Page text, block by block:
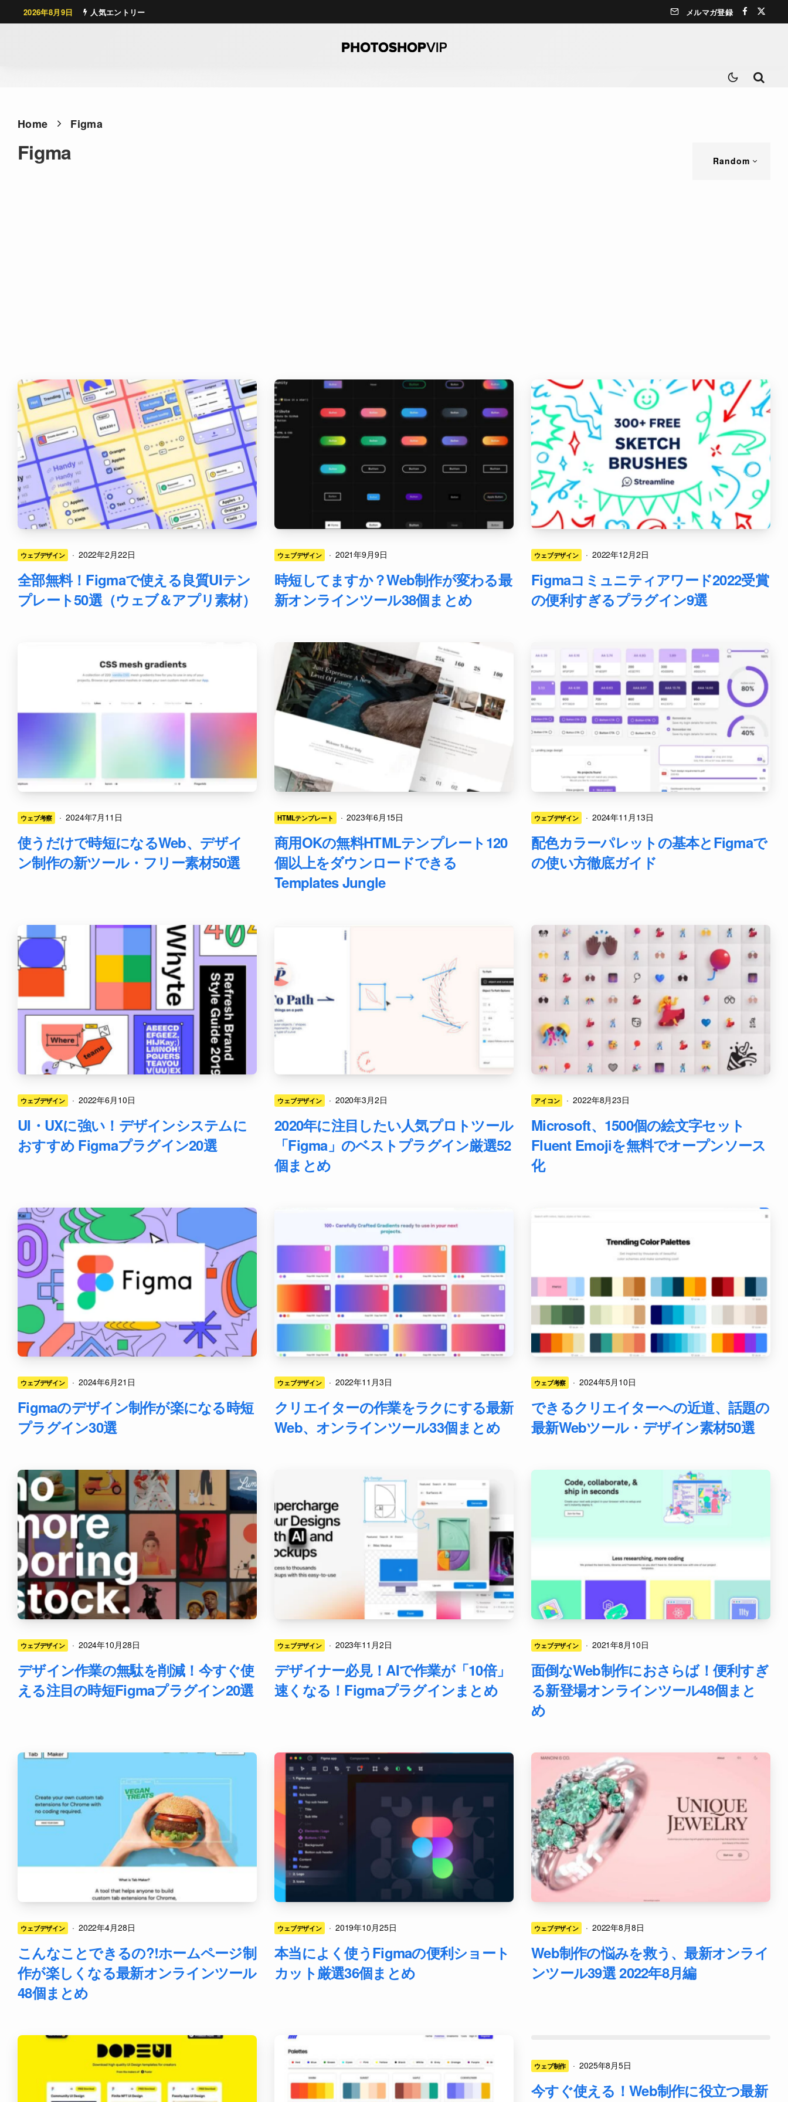
2026年8月9日 人気エントリー メルマガ登録
Home Figma
Random
Figma
ウェブデザイン · 2022年2月22日
全部無料！Figmaで使える良質UIテン
プレート50選（ウェブ＆アプリ素材）
ウェブデザイン · 2021年9月9日
時短してますか？Web制作が変わる最
新オンラインツール38個まとめ
ウェブデザイン · 2022年12月2日
Figmaコミュニティアワード2022受賞
の便利すぎるプラグイン9選
ウェブ考察 · 2024年7月11日
使うだけで時短になるWeb、デザイ
ン制作の新ツール・フリー素材50選
HTMLテンプレート · 2023年6月15日
商用OKの無料HTMLテンプレート120
個以上をダウンロードできる
Templates Jungle
ウェブデザイン · 2024年11月13日
配色カラーパレットの基本とFigmaで
の使い方徹底ガイド
ウェブデザイン · 2022年6月10日
UI・UXに強い！デザインシステムに
おすすめ Figmaプラグイン20選
ウェブデザイン · 2020年3月2日
2020年に注目したい人気プロトツール
「Figma」のベストプラグイン厳選52
個まとめ
アイコン · 2022年8月23日
Microsoft、1500個の絵文字セット
Fluent Emojiを無料でオープンソース
化
ウェブデザイン · 2024年6月21日
Figmaのデザイン制作が楽になる時短
プラグイン30選
ウェブデザイン · 2022年11月3日
クリエイターの作業をラクにする最新
Web、オンラインツール33個まとめ
ウェブ考察 · 2024年5月10日
できるクリエイターへの近道、話題の
最新Webツール・デザイン素材50選
ウェブデザイン · 2024年10月28日
デザイン作業の無駄を削減！今すぐ使
える注目の時短Figmaプラグイン20選
ウェブデザイン · 2023年11月2日
デザイナー必見！AIで作業が「10倍」
速くなる！Figmaプラグインまとめ
ウェブデザイン · 2021年8月10日
面倒なWeb制作におさらば！便利すぎ
る新登場オンラインツール48個まと
め
ウェブデザイン · 2022年4月28日
こんなことできるの?!ホームページ制
作が楽しくなる最新オンラインツール
48個まとめ
ウェブデザイン · 2019年10月25日
本当によく使うFigmaの便利ショート
カット厳選36個まとめ
ウェブデザイン · 2022年8月8日
Web制作の悩みを救う、最新オンライ
ンツール39選 2022年8月編
ウェブ制作 · 2025年8月5日
今すぐ使える！Web制作に役立つ最新